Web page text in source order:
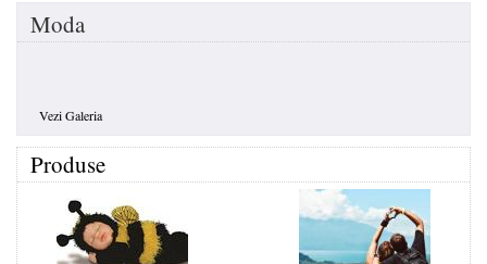
Moda
Vezi Galeria
Produse